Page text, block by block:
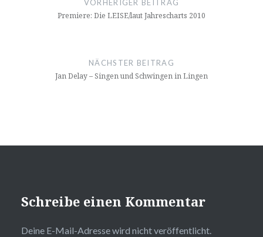
VORHERIGER BEITRAG
Premiere: Die LEISE/laut Jahrescharts 2010
NÄCHSTER BEITRAG
Jan Delay – Singen und Schwingen in Lingen
Schreibe einen Kommentar
Deine E-Mail-Adresse wird nicht veröffentlicht.